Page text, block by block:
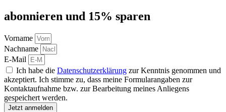
abon­nie­ren und 15% sparen
Vorname
Nachname
E-Mail
Ich habe die Datenschutzerklärung zur Kenntnis genommen und
akzeptiert. Ich stimme zu, dass meine Formularangaben zur
Kontaktaufnahme bzw. zur Bearbeitung meines Anliegens
gespeichert werden.
Jetzt anmelden